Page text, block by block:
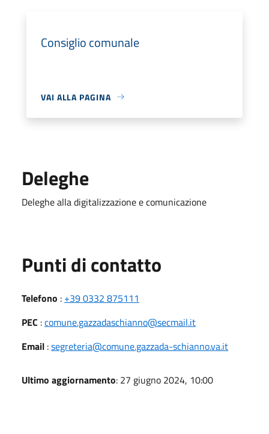
Consiglio comunale
VAI ALLA PAGINA
Deleghe
Deleghe alla digitalizzazione e comunicazione
Punti di contatto
Telefono : +39 0332 875111
PEC :comune.gazzadaschianno@secmail.it
Email :segreteria@comune.gazzada-schianno.va.it
Ultimo aggiornamento: 27 giugno 2024, 10:00